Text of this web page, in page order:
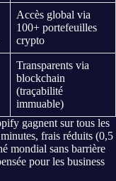
Accès global via
100+ portefeuilles
crypto
Transparents via
blockchain
(traçabilité
immuable)
gagnent sur tous les
frais réduits (0,5
mondial sans barrière
pour les business